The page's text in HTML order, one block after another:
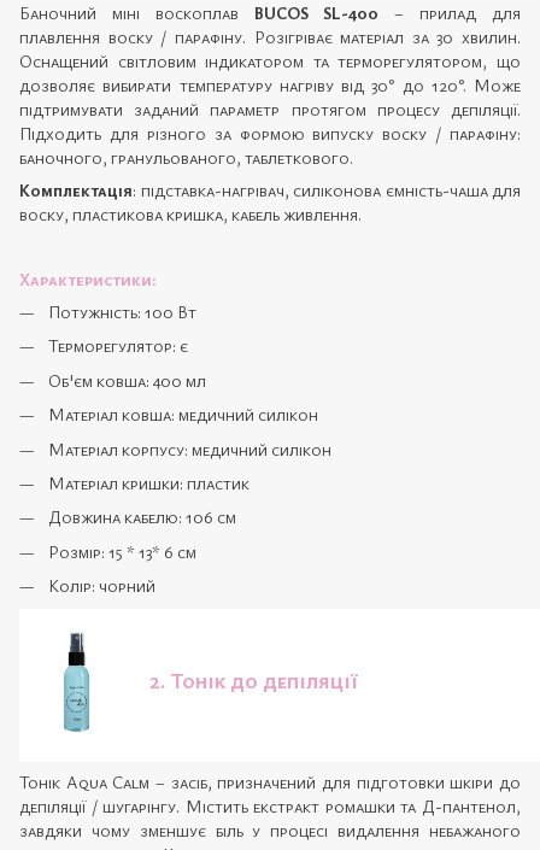
Баночний міні воскоплав BUCOS SL-400 – прилад для
плавлення воску / парафіну. Розігріває матеріал за 30 хвилин.
Оснащений світловим індикатором та терморегулятором, що
дозволяє вибирати температуру нагріву від 30° до 120°. Може
підтримувати заданий параметр протягом процесу депіляції.
Підходить для різного за формою випуску воску / парафіну:
баночного, гранульованого, таблеткового.
Комплектація: підставка-нагрівач, силіконова ємність-чаша для
воску, пластикова кришка, кабель живлення.
Характеристики:
Потужність: 100 Вт
Терморегулятор: є
Об'єм ковша: 400 мл
Матеріал ковша: медичний силікон
Матеріал корпусу: медичний силікон
Матеріал кришки: пластик
Довжина кабелю: 106 см
Розмір: 15 * 13* 6 см
Колір: чорний
2. Тонік до депіляції
Тонік Aqua Calm – засіб, призначений для підготовки шкіри до
депіляції / шугарінгу. Містить екстракт ромашки та Д-пантенол,
завдяки чому зменшує біль у процесі видалення небажаного